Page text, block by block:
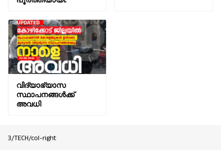
വിദ്യാഭ്യാസ
സ്ഥാപനങ്ങൾക്ക്
അവധി
3/TECH/col-right